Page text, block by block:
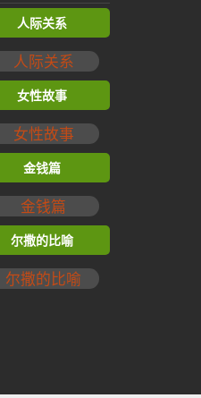
人际关系
女性故事
金钱篇
尔撒的比喻